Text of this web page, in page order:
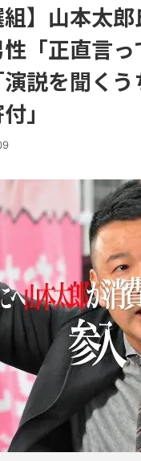
組】山本太
「正直言
説を聞く
」